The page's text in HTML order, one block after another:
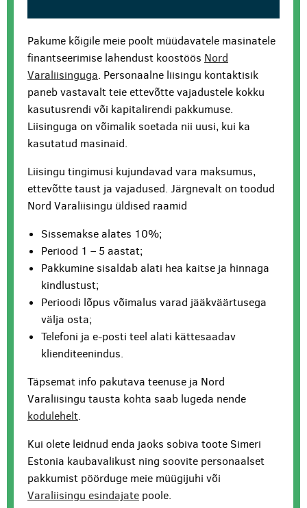
Pakume kõigile meie poolt müüdavatele masinatele
finantseerimise lahendust koostöös Nord
Varaliisinguga. Personaalne liisingu kontaktisik
paneb vastavalt teie ettevõtte vajadustele kokku
kasutusrendi või kapitalirendi pakkumuse.
Liisinguga on võimalik soetada nii uusi, kui ka
kasutatud masinaid.
Liisingu tingimusi kujundavad vara maksumus,
ettevõtte taust ja vajadused. Järgnevalt on toodud
Nord Varaliisingu üldised raamid
Sissemakse alates 10%;
Periood 1 – 5 aastat;
Pakkumine sisaldab alati hea kaitse ja hinnaga
kindlustust;
Perioodi lõpus võimalus varad jääkväärtusega
välja osta;
Telefoni ja e-posti teel alati kättesaadav
klienditeenindus.
Täpsemat info pakutava teenuse ja Nord
Varaliisingu tausta kohta saab lugeda nende
kodulehelt.
Kui olete leidnud enda jaoks sobiva toote Simeri
Estonia kaubavalikust ning soovite personaalset
pakkumist pöörduge meie müügijuhi või
Varaliisingu esindajate poole.